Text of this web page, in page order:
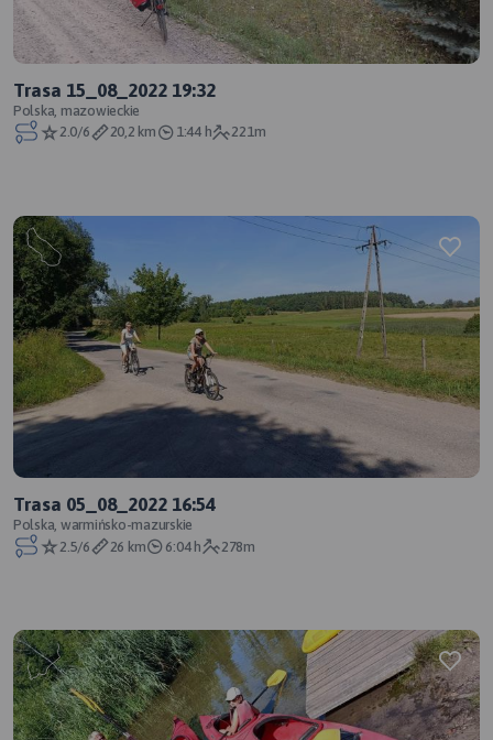
Trasa 15_08_2022 19:32
Polska, mazowieckie
2.0/6
20,2 km 1:44 h 221m
Trasa 05_08_2022 16:54
Polska, warmińsko-mazurskie
2.5/6
26 km 6:04 h 278m